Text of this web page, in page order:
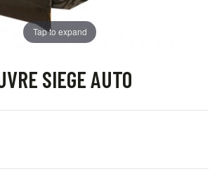
Tap to expand
SIEGE AUTO